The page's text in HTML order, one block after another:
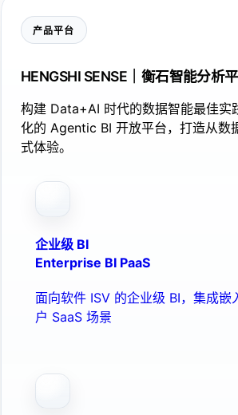
产品平台
HENGSHI SENSE｜衡石智能分析
构建 Data+AI 时代的数据智能最佳实
化的 Agentic BI 开放平台，打造从数
式体验。
企业级 BI
Enterprise BI PaaS
面向软件 ISV 的企业级 BI，集成嵌
户 SaaS 场景